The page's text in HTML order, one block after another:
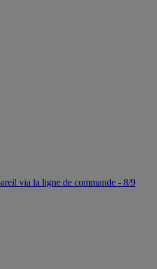
via la ligne de commande - 8/9